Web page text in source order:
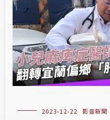
2023-12-22 影音新聞